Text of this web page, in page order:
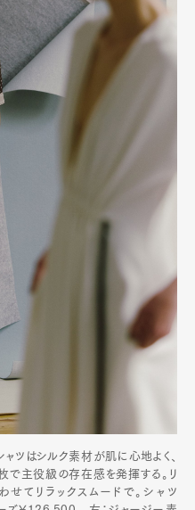
ツはシルク素材が肌に心地よく、
で主役級の存在感を発揮する。リ
せてリラックスムードで。シャツ